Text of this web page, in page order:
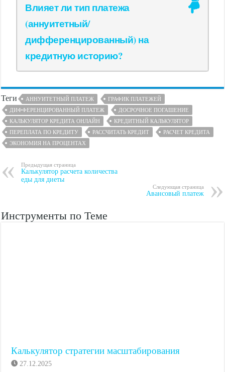
Влияет ли тип платежа
(аннуитетный/
дифференцированный) на
кредитную историю?
Теги АННУИТЕТНЫЙ ПЛАТЕЖ
ГРАФИК ПЛАТЕЖЕЙ
ДИФФЕРЕНЦИРОВАННЫЙ ПЛАТЕЖ
ДОСРОЧНОЕ ПОГАШЕНИЕ
КАЛЬКУЛЯТОР КРЕДИТА ОНЛАЙН
КРЕДИТНЫЙ КАЛЬКУЛЯТОР
ПЕРЕПЛАТА ПО КРЕДИТУ
РАССЧИТАТЬ КРЕДИТ
РАСЧЕТ КРЕДИТА
ЭКОНОМИЯ НА ПРОЦЕНТАХ
Предыдущая страница
Калькулятор расчета количества
еды для диеты
Следующая страница
Авансовый платеж
Инструменты по Теме
Калькулятор стратегии масштабирования
27.12.2025